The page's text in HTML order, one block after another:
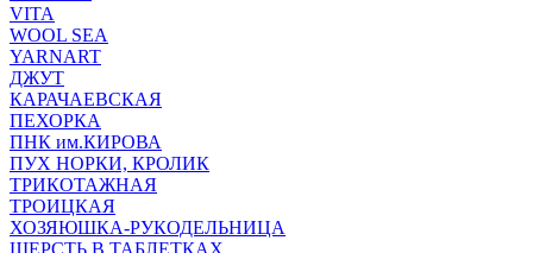
VITA
WOOL SEA
YARNART
ДЖУТ
КАРАЧАЕВСКАЯ
ПЕХОРКА
ПНК им.КИРОВА
ПУХ НОРКИ, КРОЛИК
ТРИКОТАЖНАЯ
ТРОИЦКАЯ
ХОЗЯЮШКА-РУКОДЕЛЬНИЦА
ШЕРСТЬ В ТАБЛЕТКАХ